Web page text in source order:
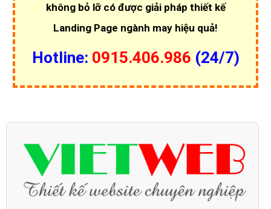
không bỏ lỡ có được giải pháp thiết kế
Landing Page ngành may hiệu quả!
Hotline: 0915.406.986 (24/7)